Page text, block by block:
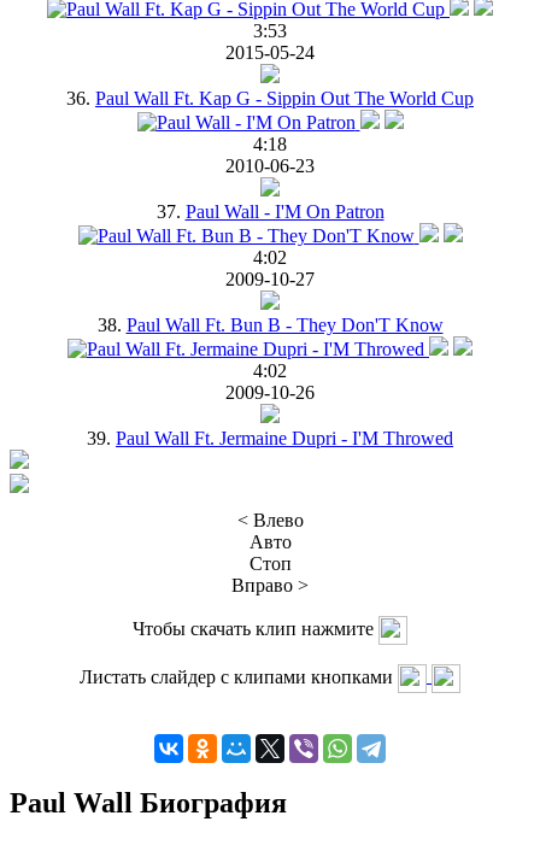
3:53
2015-05-24
36. Paul Wall Ft. Kap G - Sippin Out The World Cup
4:18
2010-06-23
37. Paul Wall - I'M On Patron
4:02
2009-10-27
38. Paul Wall Ft. Bun B - They Don'T Know
4:02
2009-10-26
39. Paul Wall Ft. Jermaine Dupri - I'M Throwed
< Влево
Авто
Стоп
Вправо >
Чтобы скачать клип нажмите
Листать слайдер с клипами кнопками
Paul Wall Биография